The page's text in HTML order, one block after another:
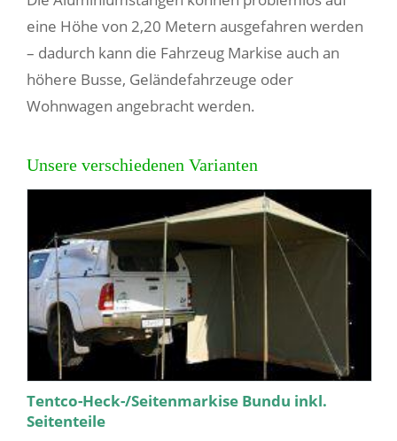
eine Höhe von 2,20 Metern ausgefahren werden
– dadurch kann die Fahrzeug Markise auch an
höhere Busse, Geländefahrzeuge oder
Wohnwagen angebracht werden.
Unsere verschiedenen Varianten
Tentco-Heck-/Seitenmarkise Bundu inkl.
Seitenteile